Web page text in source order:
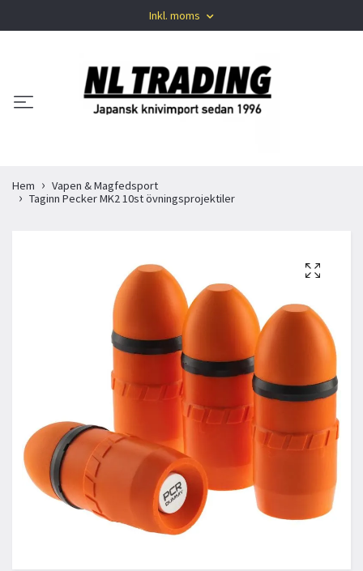
Inkl. moms
Hem
Vapen & Magfedsport
Taginn Pecker MK2 10st övningsprojektiler